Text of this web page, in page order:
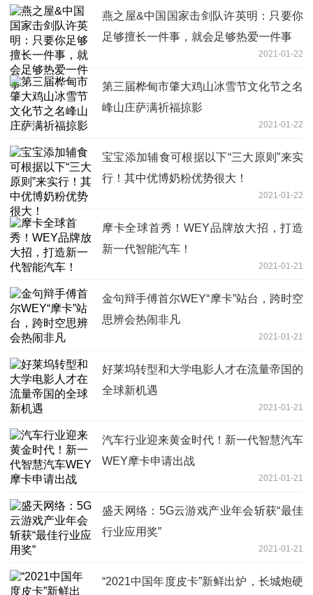
燕之屋&中国国家击剑队许英明：只要你
足够擅长一件事，就会足够热爱一件事
2021-01-22
第三届桦甸市肇大鸡山冰雪节文化节之名
峰山庄萨满祈福掠影
2021-01-22
宝宝添加辅食可根据以下“三大原则”来实
行！其中优博奶粉优势很大！
2021-01-22
摩卡全球首秀！WEY品牌放大招，打造
新一代智能汽车！
2021-01-21
金句辩手傅首尔WEY“摩卡”站台，跨时空
思辨会热闹非凡
2021-01-21
好莱坞转型和大学电影人才在流量帝国的
全球新机遇
2021-01-21
汽车行业迎来黄金时代！新一代智慧汽车
WEY摩卡申请出战
2021-01-21
盛天网络：5G云游戏产业年会斩获“最佳
行业应用奖”
2021-01-21
“2021中国年度皮卡”新鲜出炉，长城炮硬